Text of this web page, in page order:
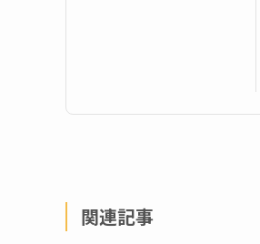
関連記事